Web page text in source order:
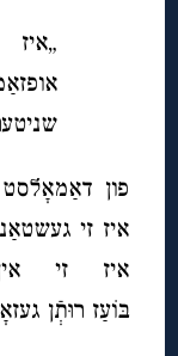
פון
איז זי
איז זי
בּוֹעַז רוּתְֿן